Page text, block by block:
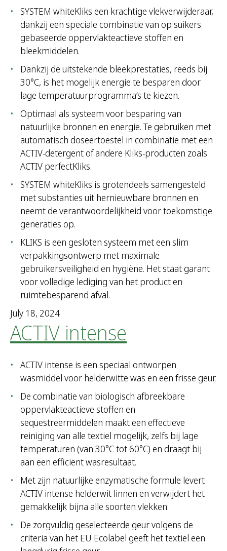
SYSTEM whiteKliks een krachtige vlekverwijderaar,
dankzij een speciale combinatie van op suikers
gebaseerde oppervlakteactieve stoffen en
bleekmiddelen.
Dankzij de uitstekende bleekprestaties, reeds bij
30°C, is het mogelijk energie te besparen door
lage temperatuurprogramma’s te kiezen.
Optimaal als systeem voor besparing van
natuurlijke bronnen en energie. Te gebruiken met
automatisch doseertoestel in combinatie met een
ACTIV-detergent of andere Kliks-producten zoals
ACTIV perfectKliks.
SYSTEM whiteKliks is grotendeels samengesteld
met substanties uit hernieuwbare bronnen en
neemt de verantwoordelijkheid voor toekomstige
generaties op.
KLIKS is een gesloten systeem met een slim
verpakkingsontwerp met maximale
gebruikersveiligheid en hygiëne. Het staat garant
voor volledige lediging van het product en
ruimtebesparend afval.
July 18, 2024
ACTIV intense
ACTIV intense is een speciaal ontworpen
wasmiddel voor helderwitte was en een frisse geur.
De combinatie van biologisch afbreekbare
oppervlakteactieve stoffen en
sequestreermiddelen maakt een effectieve
reiniging van alle textiel mogelijk, zelfs bij lage
temperaturen (van 30°C tot 60°C) en draagt bij
aan een efficiënt wasresultaat.
Met zijn natuurlijke enzymatische formule levert
ACTIV intense helderwit linnen en verwijdert het
gemakkelijk bijna alle soorten vlekken.
De zorgvuldig geselecteerde geur volgens de
criteria van het EU Ecolabel geeft het textiel een